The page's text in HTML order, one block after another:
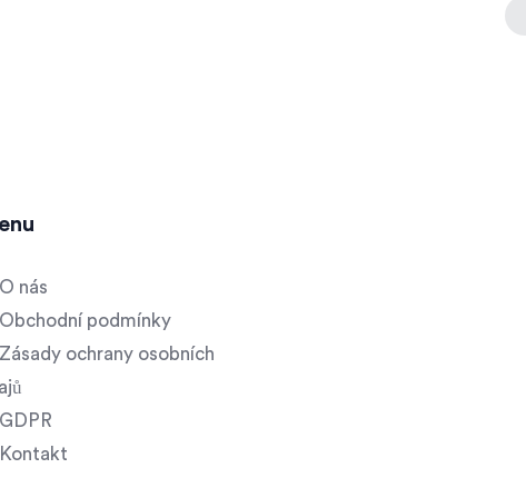
O nás
Obchodní podmínky
Zásady ochrany osobních
GDPR
Kontakt